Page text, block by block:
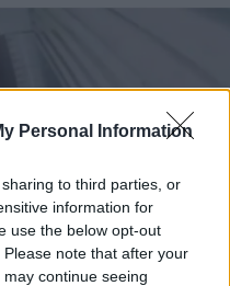
Personal Information
to third parties, or
information for
use the below opt-out
note that after your
continue seeing